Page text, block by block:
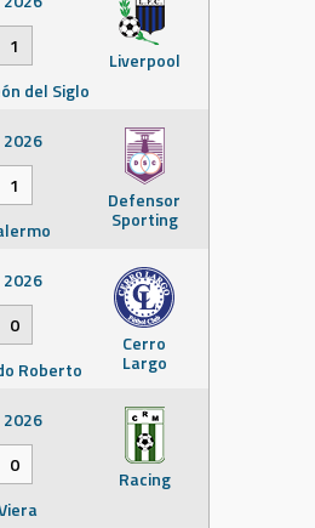
Liverpool
1
del Siglo
Defensor
Sporting
1
Cerro
Largo
0
Roberto
Racing
0